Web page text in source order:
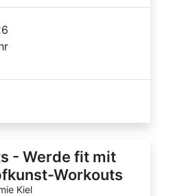
- Werde fit mit
Workouts
Kiel